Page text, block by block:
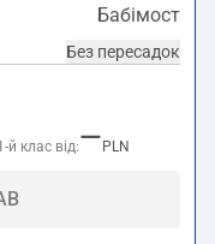
Бабімост
Без пересадок
й клас від:— PLN